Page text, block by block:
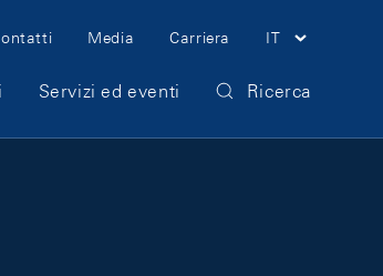
Navigation
Media Carriera IT
Servizi ed eventi Ricerca